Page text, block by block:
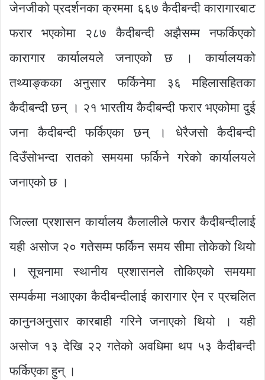
जेनजीको प्रदर्शनका क्रममा ६६७ कैदीबन्दी कारागारबाट
फरार भएकोमा २८७ कैदीबन्दी अझैसम्म नफर्किएको
कारागार कार्यालयले जनाएको छ । कार्यालयको
तथ्याङ्कका अनुसार फर्किनेमा ३६ महिलासहितका
कैदीबन्दी छन् । २१ भारतीय कैदीबन्दी फरार भएकोमा दुई
जना कैदीबन्दी फर्किएका छन् । धेरैजसो कैदीबन्दी
दिउँसोभन्दा रातको समयमा फर्किने गरेको कार्यालयले
जनाएको छ ।
जिल्ला प्रशासन कार्यालय कैलालीले फरार कैदीबन्दीलाई
यही असोज २० गतेसम्म फर्किन समय सीमा तोकेको थियो
। सूचनामा स्थानीय प्रशासनले तोकिएको समयमा
सम्पर्कमा नआएका कैदीबन्दीलाई कारागार ऐन र प्रचलित
कानुनअनुसार कारबाही गरिने जनाएको थियो । यही
असोज १३ देखि २२ गतेको अवधिमा थप ५३ कैदीबन्दी
फर्किएका हुन् ।